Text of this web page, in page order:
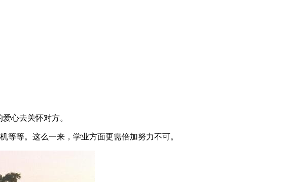
心去关怀对方。
等。这么一来，学业方面更需倍加努力不可。